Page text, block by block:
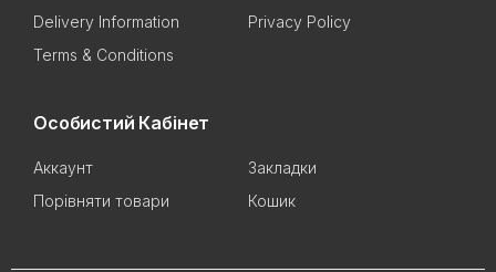
Delivery Information
Privacy Policy
Terms & Conditions
Особистий Кабінет
Аккаунт
Закладки
Порівняти товари
Кошик